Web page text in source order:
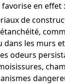
en effet :
de
les murs
odeurs